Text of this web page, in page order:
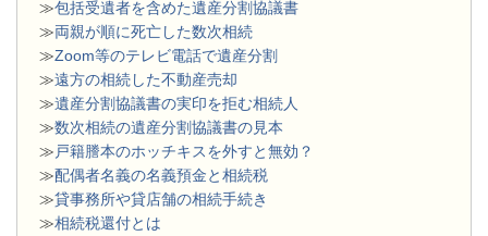
≫包括受遺者を含めた遺産分割協議書
≫両親が順に死亡した数次相続
≫Zoom等のテレビ電話で遺産分割
≫遠方の相続した不動産売却
≫遺産分割協議書の実印を拒む相続人
≫数次相続の遺産分割協議書の見本
≫ 戸籍謄本のホッチキスを外すと無効？
≫配偶者名義の名義預金と相続税
≫貸事務所や貸店舗の相続手続き
≫相続税還付とは